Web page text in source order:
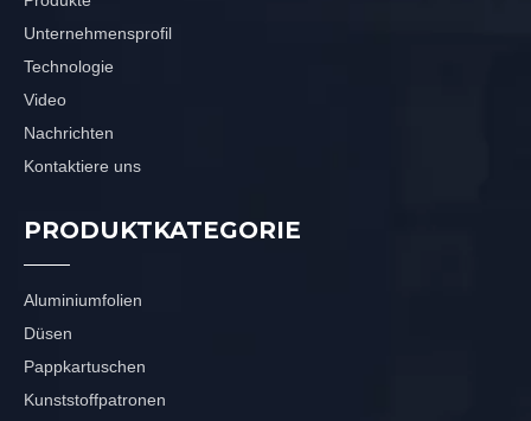
Unternehmensprofil
Technologie
Video
Nachrichten
Kontaktiere uns
PRODUKTKATEGORIE
Aluminiumfolien
Düsen
Pappkartuschen
Kunststoffpatronen